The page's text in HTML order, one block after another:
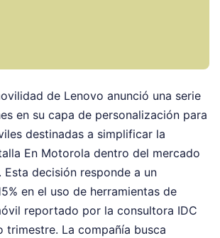
de Lenovo anunció una serie
en su capa de personalización para
destinadas a simplificar la
En Motorola dentro del mercado
Esta decisión responde a un
en el uso de herramientas de
reportado por la consultora IDC
trimestre. La compañía busca